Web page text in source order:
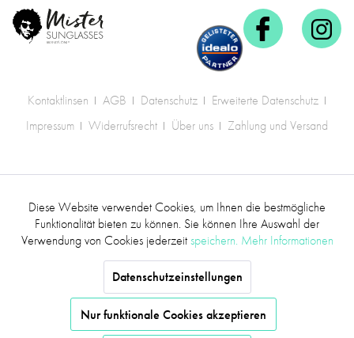
Kontaktlinsen AGB Datenschutz
Erweiterte Datenschutz
Impressum
Widerrufsrecht Über uns Zahlung und Versand
Versandkosten.
Funktionale Aktiv
Inaktiv
Diese Website verwendet Cookies, um Ihnen die bestmögliche
Funktionalität bieten zu können. Sie können Ihre Auswahl der
Verwendung von Cookies jederzeitspeichern. Mehr Informationen
Datenschutzeinstellungen
Nur funktionale Cookies akzeptieren